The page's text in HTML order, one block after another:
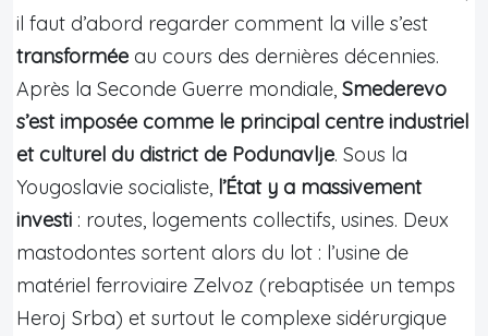
il faut d’abord regarder comment la ville s’est
transformée au cours des dernières décennies.
Après la Seconde Guerre mondiale, Smederevo
s’est imposée comme le principal centre industriel
et culturel du district de Podunavlje. Sous la
Yougoslavie socialiste, l’État y a massivement
investi : routes, logements collectifs, usines. Deux
mastodontes sortent alors du lot : l’usine de
matériel ferroviaire Zelvoz (rebaptisée un temps
Heroj Srba) et surtout le complexe sidérurgique